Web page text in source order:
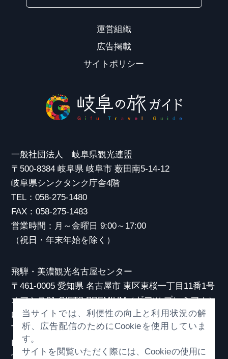
運営組織
広告掲載
サイトポリシー
一般社団法人 岐阜県観光連盟
〒500-8384 岐阜県 岐阜市 薮田南5-14-12
岐阜県シンクタンク庁舎4階
TEL：058-275-1480
FAX：058-275-1483
営業時間：月～金曜日 9:00～17:00
（祝日・年末年始を除く）
飛騨・美濃観光名古屋センター
〒461-0005 愛知県 名古屋市 東区東桜一丁目11番1号
オアシス21 GIFTS PREMIUM（ギフツ プレミアム）
内
TEL：052-253-6185
FAX：052-253-6186
当サイトでは、利便性の向上と利用状況の解
析、広告配信のためにCookieを使用していま
す。
サイトを閲覧いただく際には、Cookieの使用に